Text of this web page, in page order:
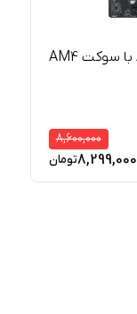
مادربرد بایوستار A520MT با سوکت AM4
8,600,000
8,299,000تومان